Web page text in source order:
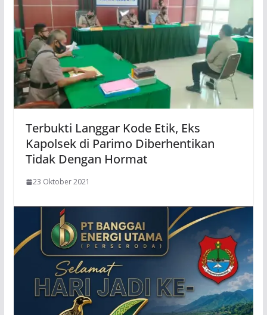
Terbukti Langgar Kode Etik, Eks
Kapolsek di Parimo Diberhentikan
Tidak Dengan Hormat
23 Oktober 2021